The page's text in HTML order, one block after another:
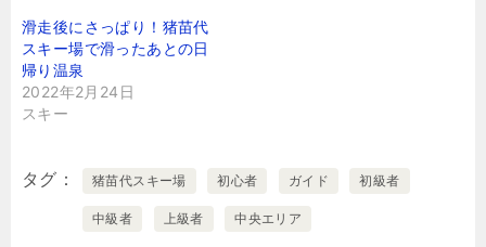
滑走後にさっぱり！猪苗代
スキー場で滑ったあとの日
帰り温泉
2022年2月24日
スキー
タグ 猪苗代スキー場 初心者 ガイド 初級者
中級者 上級者 中央エリア